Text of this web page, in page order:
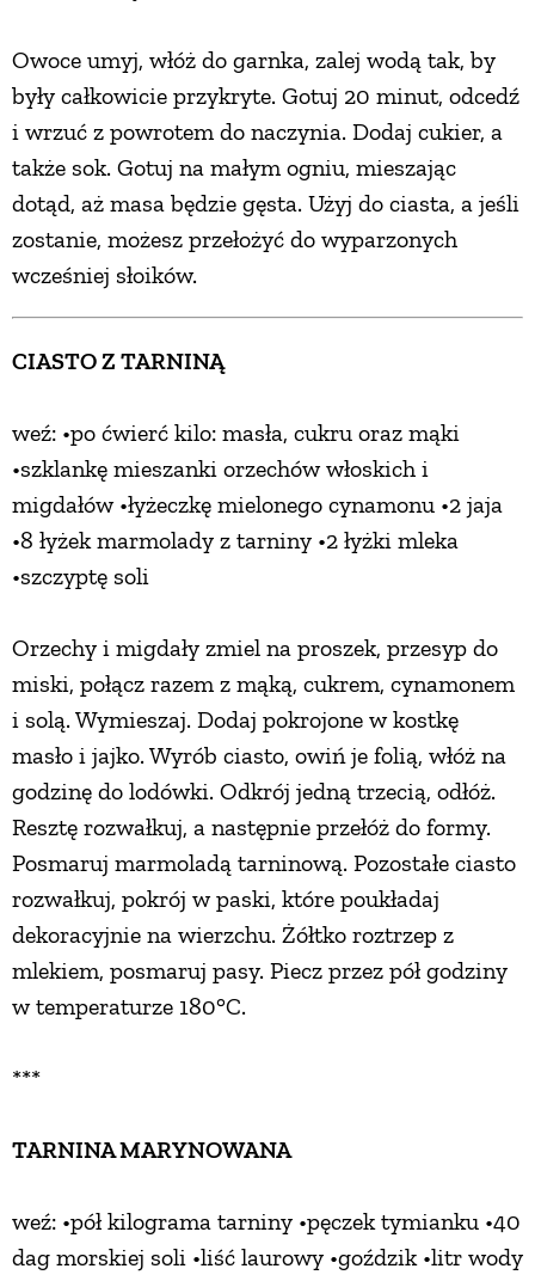
Owoce umyj, włóż do garnka, zalej wodą tak, by
były całkowicie przykryte. Gotuj 20 minut, odcedź
i wrzuć z powrotem do naczynia. Dodaj cukier, a
także sok. Gotuj na małym ogniu, mieszając
dotąd, aż masa będzie gęsta. Użyj do ciasta, a jeśli
zostanie, możesz przełożyć do wyparzonych
wcześniej słoików.
CIASTO Z TARNINĄ
weź: •po ćwierć kilo: masła, cukru oraz mąki
•szklankę mieszanki orzechów włoskich i
migdałów •łyżeczkę mielonego cynamonu •2 jaja
•8 łyżek marmolady z tarniny •2 łyżki mleka
•szczyptę soli
Orzechy i migdały zmiel na proszek, przesyp do
miski, połącz razem z mąką, cukrem, cynamonem
i solą. Wymieszaj. Dodaj pokrojone w kostkę
masło i jajko. Wyrób ciasto, owiń je folią, włóż na
godzinę do lodówki. Odkrój jedną trzecią, odłóż.
Resztę rozwałkuj, a następnie przełóż do formy.
Posmaruj marmoladą tarninową. Pozostałe ciasto
rozwałkuj, pokrój w paski, które poukładaj
dekoracyjnie na wierzchu. Żółtko roztrzep z
mlekiem, posmaruj pasy. Piecz przez pół godziny
w temperaturze 180°C.
***
TARNINA MARYNOWANA
weź: •pół kilograma tarniny •pęczek tymianku •40
dag morskiej soli •liść laurowy •goździk •litr wody